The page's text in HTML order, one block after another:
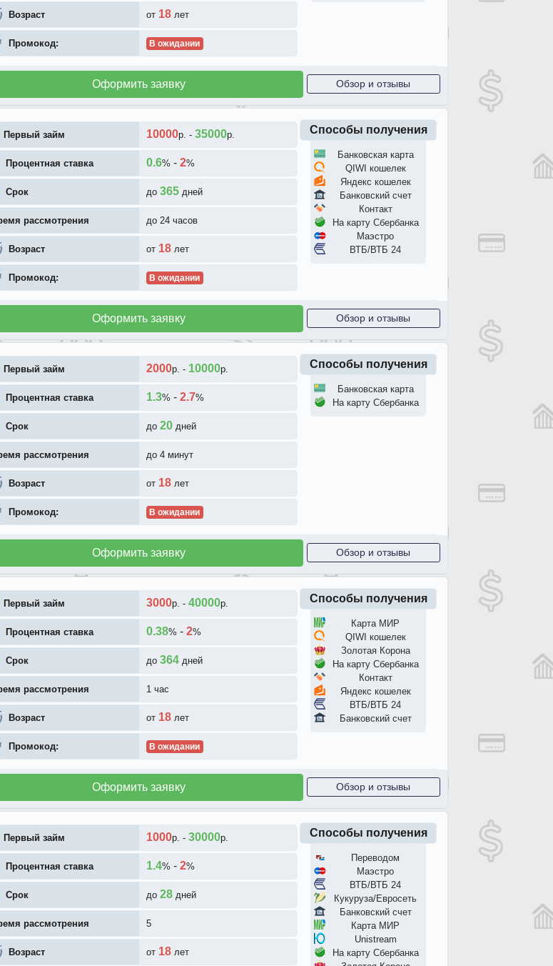
Возраст от 18 лет
Промокод: В ожидании
Оформить заявку Обзор и отзывы
Первый займ 10000р. - 35000р.
Процентная ставка 0.6% - 2%
Срок до 365 дней
рассмотрения до 24 часов
Возраст от 18 лет
Промокод: В ожидании
Способы получения
Банковская карта
QIWI кошелек
Яндекс кошелек
Банковский счет
Контакт
На карту Сбербанка
Маэстро
ВТБ/ВТБ 24
Оформить заявку Обзор и отзывы
Первый займ 2000р. - 10000р.
Процентная ставка 1.3% - 2.7%
Срок до 20 дней
рассмотрения до 4 минут
Возраст от 18 лет
Промокод: В ожидании
Способы получения
Банковская карта
На карту Сбербанка
Оформить заявку Обзор и отзывы
Первый займ 3000р. - 40000р.
Процентная ставка 0.38% - 2%
Срок до 364 дней
рассмотрения 1 час
Возраст от 18 лет
Промокод: В ожидании
Способы получения
Карта МИР
QIWI кошелек
Золотая Корона
На карту Сбербанка
Контакт
Яндекс кошелек
ВТБ/ВТБ 24
Банковский счет
Оформить заявку Обзор и отзывы
Первый займ 1000р. - 30000р.
Процентная ставка 1.4% - 2%
Срок до 28 дней
рассмотрения 5
Возраст от 18 лет
Способы получения
Переводом
Маэстро
ВТБ/ВТБ 24
Кукуруза/Евросеть
Банковский счет
Карта МИР
Unistream
На карту Сбербанка